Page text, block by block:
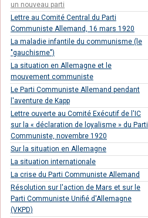
un nouveau parti
Lettre au Comité Central du Parti
Communiste Allemand, 16 mars 1920
La maladie infantile du communisme (le
"gauchisme")
La situation en Allemagne et le
mouvement communiste
Le Parti Communiste Allemand pendant
l'aventure de Kapp
Lettre ouverte au Comité Exécutif de l'IC
sur la « déclaration de loyalisme » du Parti
Communiste, novembre 1920
Sur la situation en Allemagne
La situation internationale
La crise du Parti Communiste Allemand
Résolution sur l'action de Mars et sur le
Parti Communiste Unifié d'Allemagne
(VKPD)